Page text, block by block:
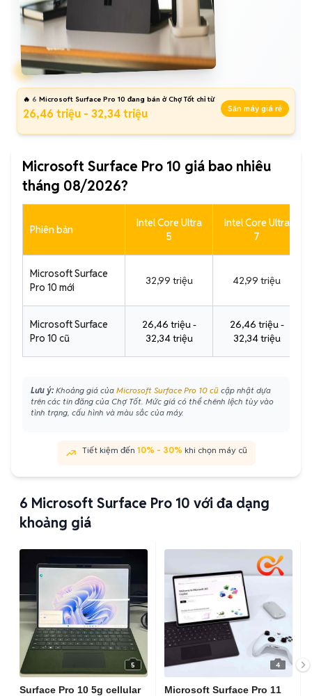
🔥 6 Microsoft Surface Pro 10 đang bán ở Chợ Tốt chỉ từ
26,46 triệu - 32,34 triệu Săn máy giá rẻ
Microsoft Surface Pro 10 giá bao nhiêu
tháng 08/2026?
Phiên bản
Intel Core Ultra
5
Intel Core Ultra
7
Microsoft Surface
Pro 10 mới
32,99 triệu 42,99 triệu
Microsoft Surface
Pro 10 cũ
26,46 triệu -
32,34 triệu
26,46 triệu -
32,34 triệu
Lưu ý: Khoảng giá của Microsoft Surface Pro 10 cũ cập nhật dựa
trên các tin đăng của Chợ Tốt. Mức giá có thể chênh lệch tùy vào
tình trạng, cấu hình và màu sắc của máy.
Tiết kiệm đến 10% - 30% khi chọn máy cũ
6 Microsoft Surface Pro 10 với đa dạng
khoảng giá
5
Surface Pro 10 5g cellular
4
Microsoft Surface Pro 11